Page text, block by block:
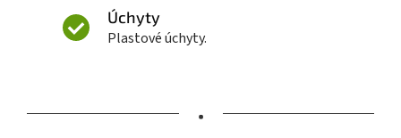
Úchyty
Plastové úchyty.
•